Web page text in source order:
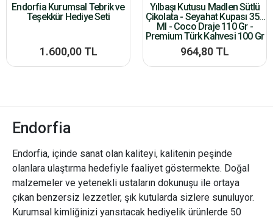
Endorfia Kurumsal Tebrik ve
Teşekkür Hediye Seti
1.600,00 TL
Yılbaşı Kutusu Madlen Sütlü
Çikolata - Seyahat Kupası 350
Ml - Coco Draje 110 Gr -
Premium Türk Kahvesi 100 Gr
964,80 TL
Endorfia
Endorfia, içinde sanat olan kaliteyi, kalitenin peşinde
olanlara ulaştırma hedefiyle faaliyet göstermekte. Doğal
malzemeler ve yetenekli ustaların dokunuşu ile ortaya
çıkan benzersiz lezzetler, şık kutularda sizlere sunuluyor.
Kurumsal kimliğinizi yansıtacak hediyelik ürünlerde 50